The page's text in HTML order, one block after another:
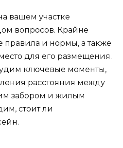
вашем участке
вопросов. Крайне
правила и нормы, а также
для его размещения.
ключевые моменты,
расстояния между
забором и жилым
стоит ли